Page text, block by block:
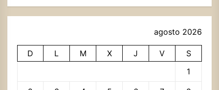
agosto 2026
D L M X J V
S
1